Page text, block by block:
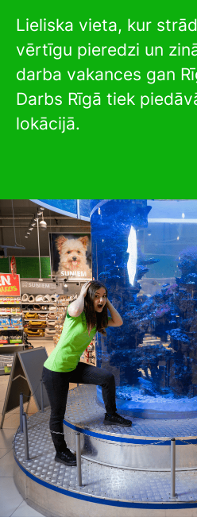
Lieliska vieta, kur
vērtīgu pieredzi un
darba vakances gan
Darbs Rīgā tiek
lokācijā.